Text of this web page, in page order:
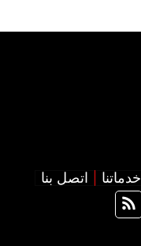
خدماتنا اتصل بنا